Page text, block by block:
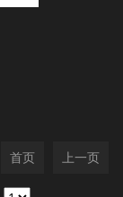
首页 上一页